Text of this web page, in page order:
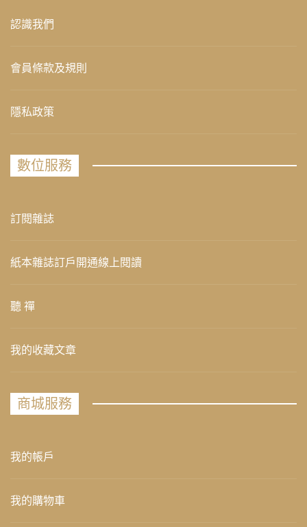
認識我們
會員條款及規則
隱私政策
數位服務
訂閱雜誌
紙本雜誌訂戶開通線上閱讀
聽 禪
我的收藏文章
商城服務
我的帳戶
我的購物車